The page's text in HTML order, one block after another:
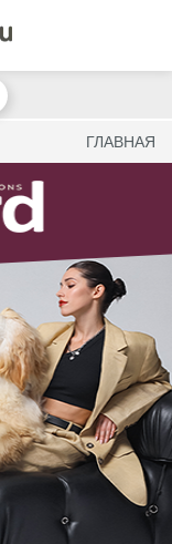
ГЛАВНАЯ